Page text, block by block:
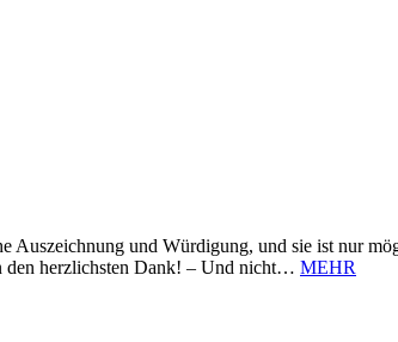
Auszeichnung und Würdigung, und sie ist nur
den herzlichsten Dank! – Und nicht… MEHR